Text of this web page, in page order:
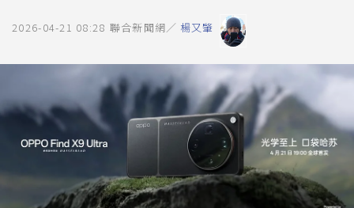
2026-04-21 08:28 聯合新聞網／ 楊又肇